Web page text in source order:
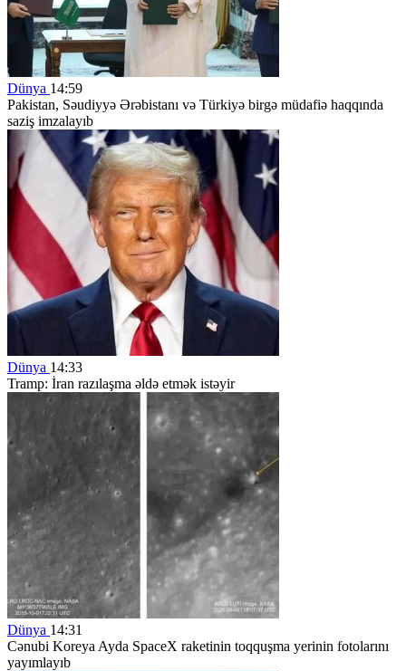
Dünya 14:59
Pakistan, Səudiyyə Ərəbistanı və Türkiyə birgə müdafiə haqqında
saziş imzalayıb
Dünya 14:33
Tramp: İran razılaşma əldə etmək istəyir
Dünya 14:31
Cənubi Koreya Ayda SpaceX raketinin toqquşma yerinin fotolarını
yayımlayıb